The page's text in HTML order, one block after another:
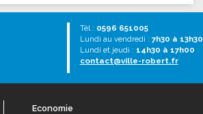
Tél : 0596 651005
Lundi au vendredi : 7h30 à 13h30
Lundi et jeudi : 14h30 à 17h00
contact@ville-robert.fr
Economie